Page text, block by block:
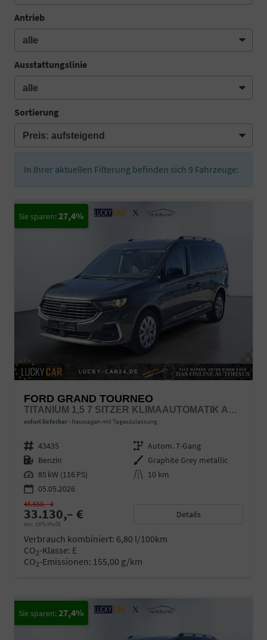
Antrieb
Ausstattungslinie
Sortierung
In Ihrer aktuellen Filterung befinden sich 9 Fahrzeuge:
27,4%
FORD GRAND TOURNEO
TITANIUM 1,5 7 SITZER KLIMAAUTOMATIK ANHÄNGERKUPPLUNG SITZHEIZUNG EINPARKHILFE KAMERA 17 ZOLL LEICHTMETALL ACC
sofort lieferbar Neuwagen mit Tageszulassung
Fahrzeugnr. 43435 Getriebe Autom. 7-Gang
Kraftstoff Benzin Außenfarbe Graphite Grey metallic
Leistung 85 kW (116 PS) Kilometerstand 10 km
05.05.2026
33.130,– €
incl. 19% MwSt.
45.650,– €
Details
Verbrauch kombiniert: 6,80 l/100km
CO2-Klasse: E
CO2-Emissionen: 155,00 g/km
27,4%